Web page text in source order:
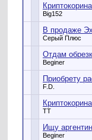
Big152
В продаже
Серый Плюс
Отдам
Beginer
Приобрету
F.D.
TT
Ищу
Beginer